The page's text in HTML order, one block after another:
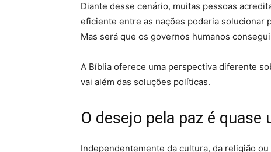
Diante desse cenário, muitas pessoas
eficiente entre as nações poderia solucionar
Mas será que os governos humanos
A Bíblia oferece uma perspectiva diferente
vai além das soluções políticas.
O desejo pela paz é quase
Independentemente da cultura, da religião